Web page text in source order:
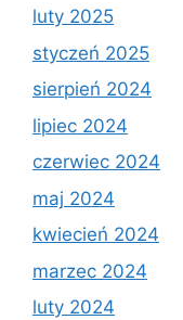
luty 2025
styczeń 2025
sierpień 2024
lipiec 2024
czerwiec 2024
maj 2024
kwiecień 2024
marzec 2024
luty 2024